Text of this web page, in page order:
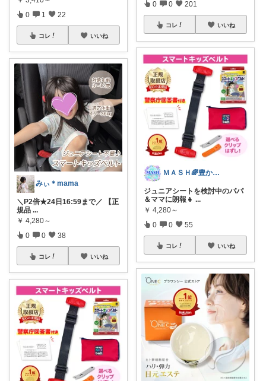
0 1 22
コレ いいね
みぃ︎＊mama
＼P2倍★24日16:59まで／ 【正
規品 ...
￥ 4,280～
0 0 38
コレ いいね
0 0 201
コレ いいね
ＭＡＳＨ🌈豊かな生活へカスタマイズ🌈
ジュニアシートを検討中のパパ
＆ママに朗報👧 ...
￥ 4,280～
0 0 55
コレ いいね